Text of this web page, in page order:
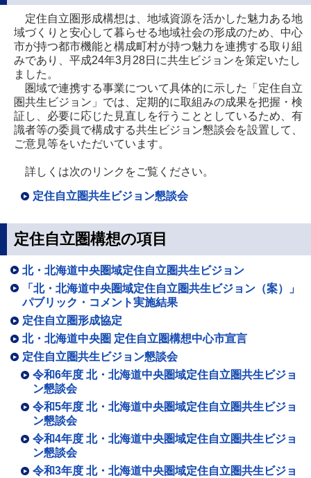
定住自立圏形成構想は、地域資源を活かした魅力ある地
域づくりと安心して暮らせる地域社会の形成のため、中心
市が持つ都市機能と構成町村が持つ魅力を連携する取り組
みであり、平成24年3月28日に共生ビジョンを策定いたし
ました。
圏域で連携する事業について具体的に示した「定住自立
圏共生ビジョン」では、定期的に取組みの成果を把握・検
証し、必要に応じた見直しを行うこととしているため、有
識者等の委員で構成する共生ビジョン懇談会を設置して、
ご意見等をいただいています。
詳しくは次のリンクをご覧ください。
定住自立圏共生ビジョン懇談会
定住自立圏構想の項目
北・北海道中央圏域定住自立圏共生ビジョン
「北・北海道中央圏域定住自立圏共生ビジョン（案）」
パブリック・コメント実施結果
定住自立圏形成協定
北・北海道中央圏 定住自立圏構想中心市宣言
定住自立圏共生ビジョン懇談会
令和6年度 北・北海道中央圏域定住自立圏共生ビジョ
ン懇談会
令和5年度 北・北海道中央圏域定住自立圏共生ビジョ
ン懇談会
令和4年度 北・北海道中央圏域定住自立圏共生ビジョ
ン懇談会
令和3年度 北・北海道中央圏域定住自立圏共生ビジョ